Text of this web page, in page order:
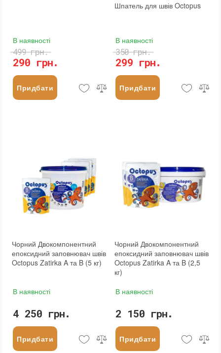
В наявності
290 грн.
499 грн.
Придбати
Шпатель для швів Octopus
В наявності
299 грн.
350 грн.
Придбати
Чорний Двокомпонентний
епоксидний заповнювач швів
Octopus Zatirka A та B (5 кг)
В наявності
4 250 грн.
Придбати
Чорний Двокомпонентний
епоксидний заповнювач швів
Octopus Zatirka A та B (2,5
кг)
В наявності
2 150 грн.
Придбати